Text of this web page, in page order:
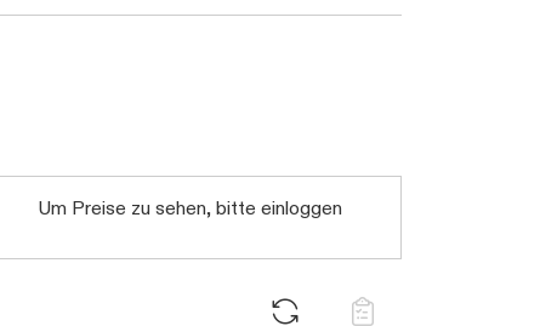
Um Preise zu sehen, bitte einloggen Daten werden geladen. Bitte warten...